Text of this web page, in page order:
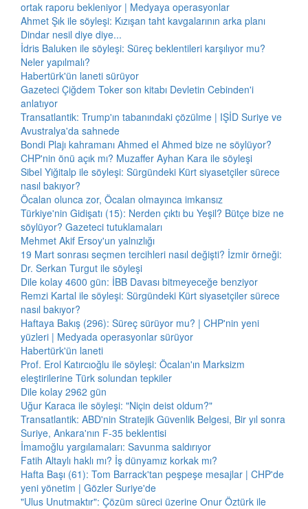
ortak raporu bekleniyor | Medyaya operasyonlar
Ahmet Şık ile söyleşi: Kızışan taht kavgalarının arka planı
Dindar nesil diye diye...
İdris Baluken ile söyleşi: Süreç beklentileri karşılıyor mu?
Neler yapılmalı?
Habertürk'ün laneti sürüyor
Gazeteci Çiğdem Toker son kitabı Devletin Cebinden'i
anlatıyor
Transatlantik: Trump'ın tabanındaki çözülme | IŞİD Suriye ve
Avustralya'da sahnede
Bondi Plajı kahramanı Ahmed el Ahmed bize ne söylüyor?
CHP'nin önü açık mı? Muzaffer Ayhan Kara ile söyleşi
Sibel Yiğitalp ile söyleşi: Sürgündeki Kürt siyasetçiler sürece
nasıl bakıyor?
Öcalan olunca zor, Öcalan olmayınca imkansız
Türkiye'nin Gidişatı (15): Nerden çıktı bu Yeşil? Bütçe bize ne
söylüyor? Gazeteci tutuklamaları
Mehmet Akif Ersoy'un yalnızlığı
19 Mart sonrası seçmen tercihleri nasıl değişti? İzmir örneği:
Dr. Serkan Turgut ile söyleşi
Dile kolay 4600 gün: İBB Davası bitmeyeceğe benziyor
Remzi Kartal ile söyleşi: Sürgündeki Kürt siyasetçiler sürece
nasıl bakıyor?
Haftaya Bakış (296): Süreç sürüyor mu? | CHP'nin yeni
yüzleri | Medyada operasyonlar sürüyor
Habertürk'ün laneti
Prof. Erol Katırcıoğlu ile söyleşi: Öcalan'ın Marksizm
eleştirilerine Türk solundan tepkiler
Dile kolay 2962 gün
Uğur Karaca ile söyleşi: "Niçin deist oldum?"
Transatlantik: ABD'nin Stratejik Güvenlik Belgesi, Bir yıl sonra
Suriye, Ankara'nın F-35 beklentisi
İmamoğlu yargılamaları: Savunma saldırıyor
Fatih Altaylı haklı mı? İş dünyamız korkak mı?
Hafta Başı (61): Tom Barrack'tan peşpeşe mesajlar | CHP'de
yeni yönetim | Gözler Suriye'de
"Ulus Unutmaktır": Çözüm süreci üzerine Onur Öztürk ile